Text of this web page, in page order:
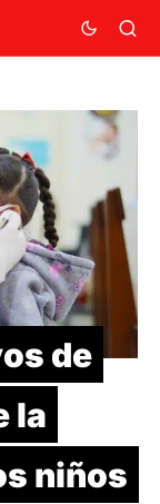
de
la
niños